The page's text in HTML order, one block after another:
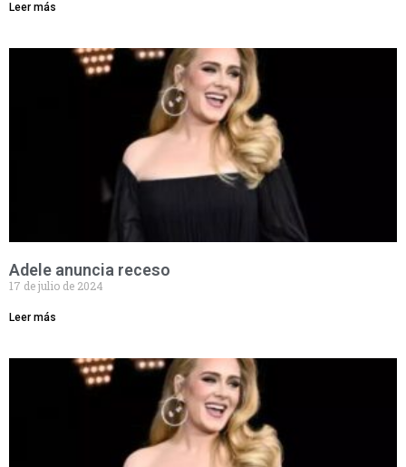
Leer más
Adele anuncia receso
17 de julio de 2024
Leer más